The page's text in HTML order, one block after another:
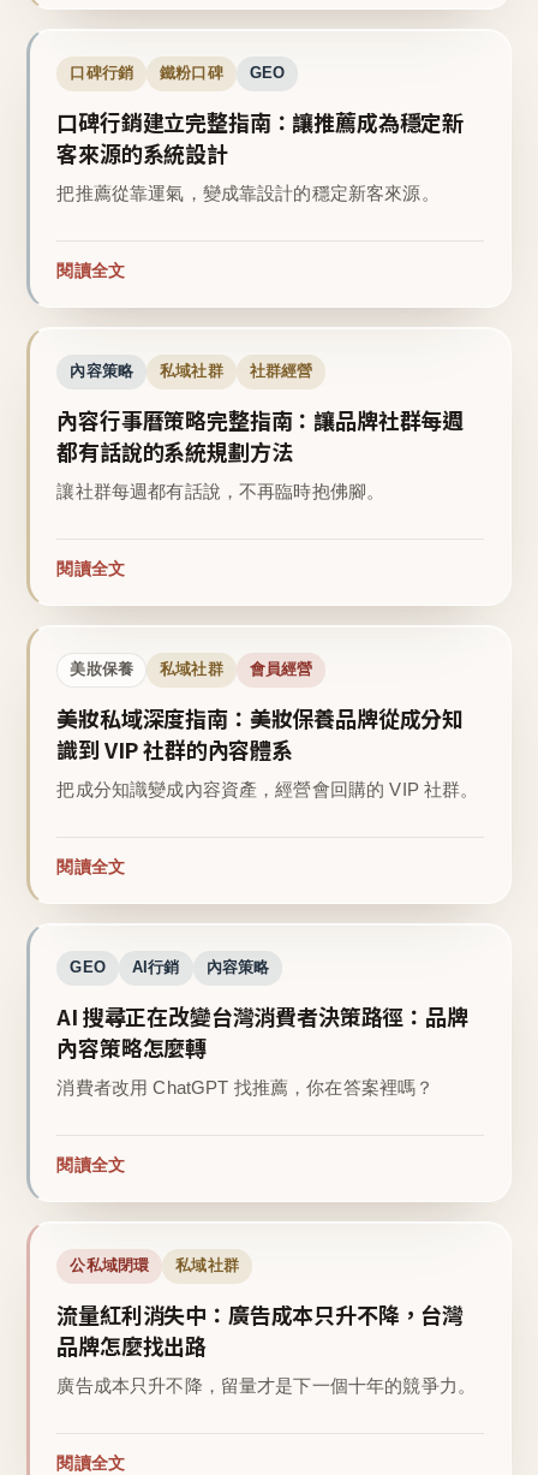
口碑行銷 鐵粉口碑 GEO
口碑行銷建立完整指南：讓推薦成為穩定新
客來源的系統設計
把推薦從靠運氣，變成靠設計的穩定新客來源。
閱讀全文
內容策略 私域社群 社群經營
內容行事曆策略完整指南：讓品牌社群每週
都有話說的系統規劃方法
讓社群每週都有話說，不再臨時抱佛腳。
閱讀全文
美妝保養 私域社群 會員經營
美妝私域深度指南：美妝保養品牌從成分知
識到 VIP 社群的內容體系
把成分知識變成內容資產，經營會回購的 VIP 社群。
閱讀全文
GEO AI行銷 內容策略
AI 搜尋正在改變台灣消費者決策路徑：品牌
內容策略怎麼轉
消費者改用 ChatGPT 找推薦，你在答案裡嗎？
閱讀全文
公私域閉環 私域社群
流量紅利消失中：廣告成本只升不降，台灣
品牌怎麼找出路
廣告成本只升不降，留量才是下一個十年的競爭力。
閱讀全文